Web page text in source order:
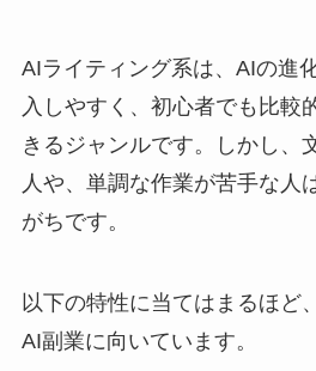
AIライティング系は、AIの進
入しやすく、初心者でも比較
きるジャンルです。しかし、
人や、単調な作業が苦手な人
がちです。
以下の特性に当てはまるほど
AI副業に向いています。